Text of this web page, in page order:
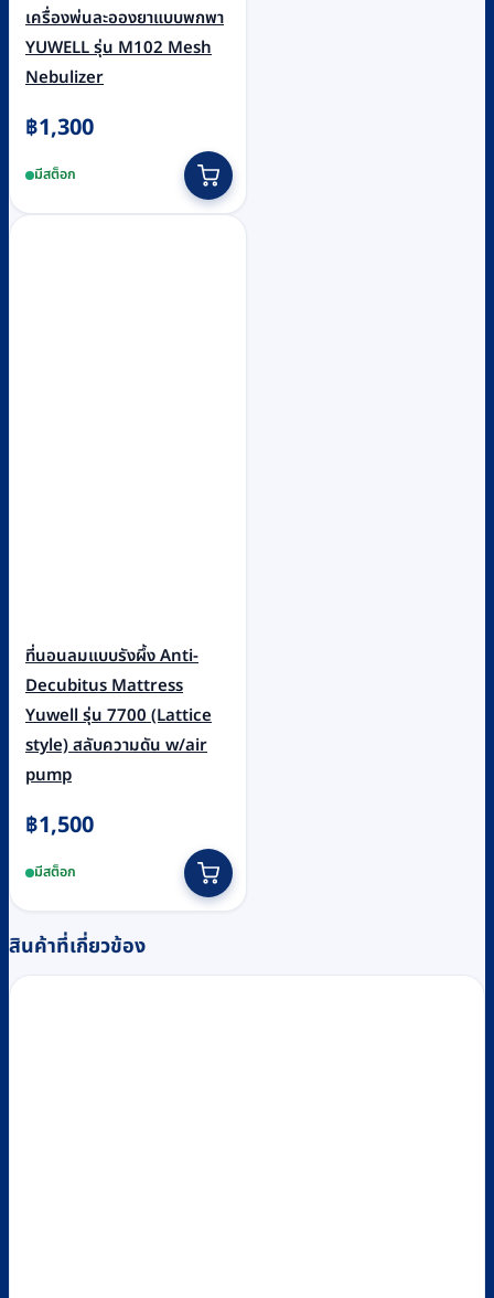
เครื่องพ่นละอองยาแบบพกพา
YUWELL รุ่น M102 Mesh
Nebulizer
฿1,300
มีสต็อก
ที่นอนลมแบบรังผึ้ง Anti-
Decubitus Mattress
Yuwell รุ่น 7700 (Lattice
style) สลับความดัน w/air
pump
฿1,500
มีสต็อก
สินค้าที่เกี่ยวข้อง